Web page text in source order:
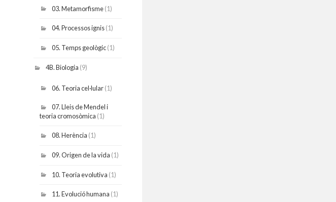
03. Metamorfisme(1)
04. Processos ignis(1)
05. Temps geològic(1)
4B. Biologia (9)
06. Teoria cel·lular(1)
07. Lleis de Mendel i
teoria cromosòmica (1)
08. Herència (1)
09. Origen de la vida (1)
10. Teoria evolutiva (1)
11. Evolució humana (1)